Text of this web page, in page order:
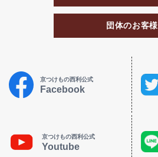
団体のお客様
京つけもの西利公式
Facebook
京つけもの西利公式
Youtube